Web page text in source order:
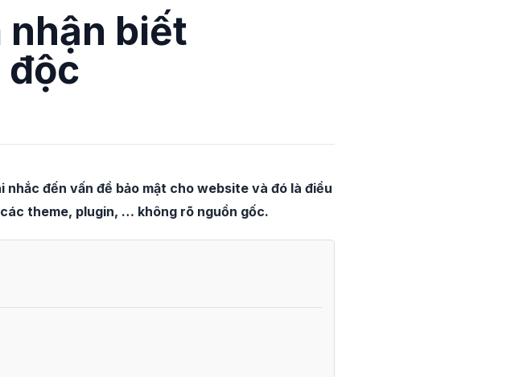
nhận biết
độc
đến vấn đề bảo mật cho website và đó là điều
theme, plugin, … không rõ nguồn gốc.